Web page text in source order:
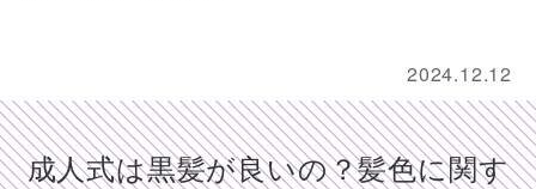
Collection
振袖コレクション
2024.12.12
成人式は黒髪が良いの？髪色に関す